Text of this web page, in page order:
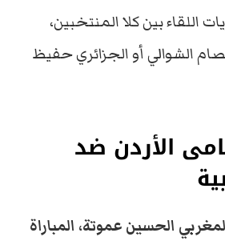
بين كلا المنتخبين،
الشوالي أو الجزائري حفيظ
الأردن ضد
الحسين عموتة، المباراة